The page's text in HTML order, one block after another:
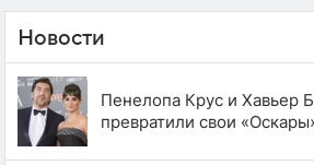
Новости
Пенелопа Крус и Хавьер
превратили свои